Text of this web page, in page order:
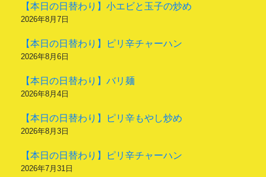
【本日の日替わり】小エビと玉子の炒め
2026年8月7日
【本日の日替わり】ピリ辛チャーハン
2026年8月6日
【本日の日替わり】バリ麺
2026年8月4日
【本日の日替わり】ピリ辛もやし炒め
2026年8月3日
【本日の日替わり】ピリ辛チャーハン
2026年7月31日